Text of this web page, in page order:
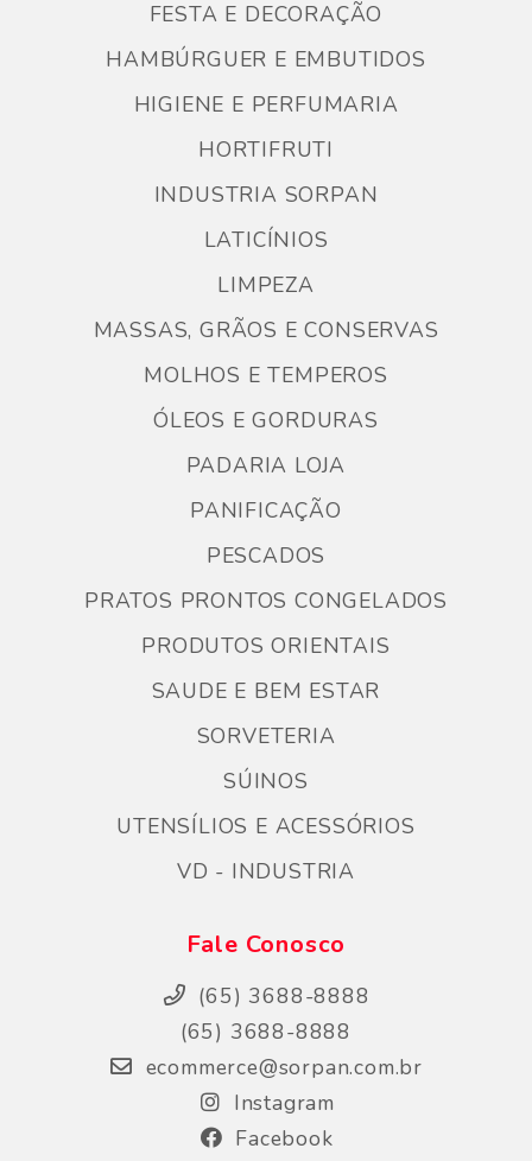
FESTA E DECORAÇÃO
HAMBÚRGUER E EMBUTIDOS
HIGIENE E PERFUMARIA
HORTIFRUTI
INDUSTRIA SORPAN
LATICÍNIOS
LIMPEZA
MASSAS, GRÃOS E CONSERVAS
MOLHOS E TEMPEROS
ÓLEOS E GORDURAS
PADARIA LOJA
PANIFICAÇÃO
PESCADOS
PRATOS PRONTOS CONGELADOS
PRODUTOS ORIENTAIS
SAUDE E BEM ESTAR
SORVETERIA
SÚINOS
UTENSÍLIOS E ACESSÓRIOS
VD - INDUSTRIA
Fale Conosco
(65) 3688-8888
(65) 3688-8888
ecommerce@sorpan.com.br
Instagram
Facebook